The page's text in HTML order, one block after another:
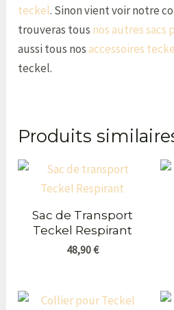
teckel. Sinon vient voir notre
trouveras tous nos autres sacs
aussi tous nosaccessoires
teckel.
Produits
Sac de Transport
Teckel Respirant
48,90€